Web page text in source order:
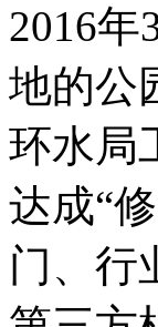
2016
地的公
环水局
达成“
门、行